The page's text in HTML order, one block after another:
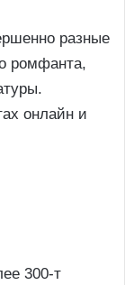
разные
ромфанта,
онлайн и
300-т